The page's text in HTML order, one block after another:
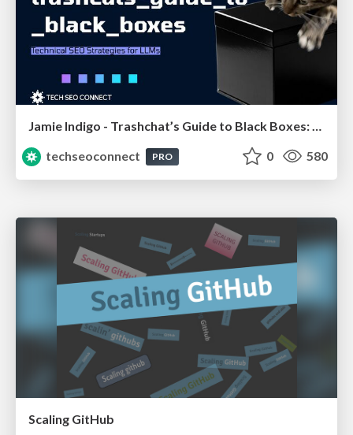
Jamie Indigo - Trashchat’s Guide to Black Boxes: Technical SEO Tactics for LLMs
techseoconnect
PRO 0 580
Scaling GitHub